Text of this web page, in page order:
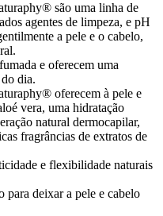
são uma linha de
agentes de limpeza, e pH
a pele e o cabelo,
e oferecem uma
dia.
oferecem à pele e
vera, uma hidratação
natural dermocapilar,
fragrâncias de extratos de
e flexibilidade naturais
para deixar a pele e cabelo